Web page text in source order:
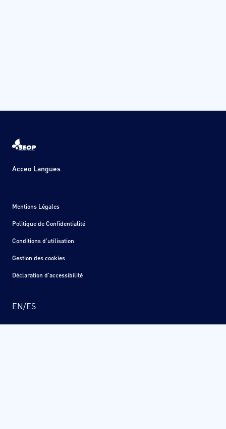
Acceo Langues
EN/ES
Mentions Légales
Politique de Confidentialité
Conditions d'utilisation
Gestion des cookies
Déclaration d'accessibilité